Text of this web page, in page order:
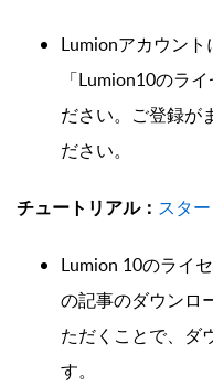
Lumionアカウン
「Lumion10のラ
ださい。ご登録が
ださい。
チュートリアル： スタ
Lumion 10のライ
の記事のダウンロ
ただくことで、ダ
す。